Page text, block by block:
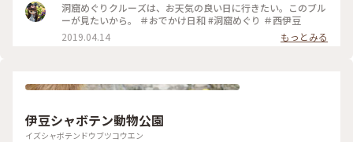
洞窟めぐりクルーズは、お天気の良い日に行きたい。このブル
ーが見たいから。 ＃おでかけ日和 #洞窟めぐり ＃西伊豆
2019.04.14
もっとみる
伊豆シャボテン動物公園
イズシャボテンドウブツコウエン